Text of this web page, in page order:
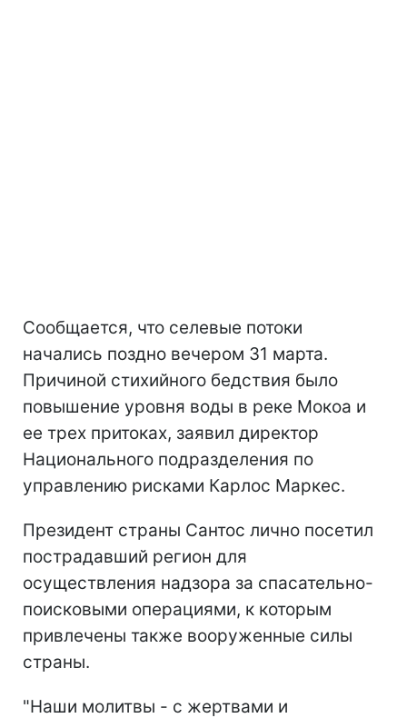
Сообщается, что селевые потоки
начались поздно вечером 31 марта.
Причиной стихийного бедствия было
повышение уровня воды в реке Мокоа и
ее трех притоках, заявил директор
Национального подразделения по
управлению рисками Карлос Маркес.
Президент страны Сантос лично посетил
пострадавший регион для
осуществления надзора за спасательно-
поисковыми операциями, к которым
привлечены также вооруженные силы
страны.
"Наши молитвы - с жертвами и